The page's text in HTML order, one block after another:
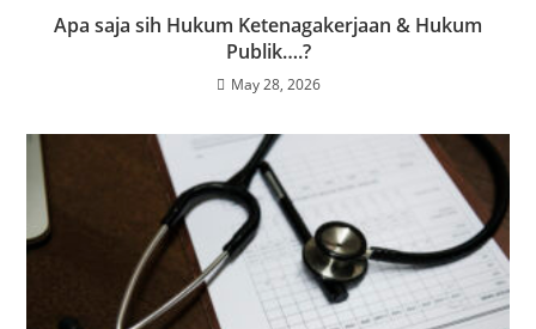
Apa saja sih Hukum Ketenagakerjaan & Hukum
Publik….?
May 28, 2026